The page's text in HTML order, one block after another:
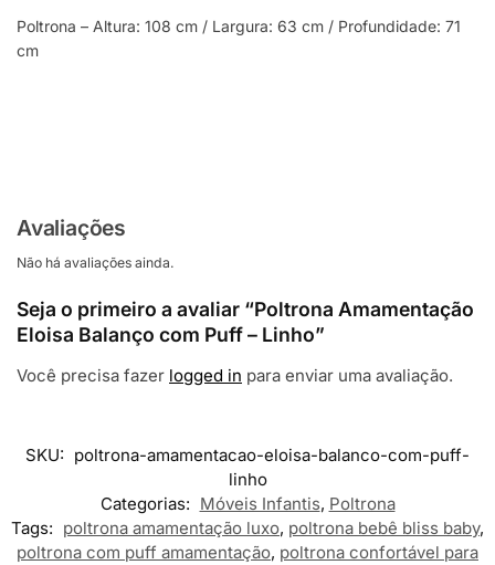
Poltrona – Altura: 108 cm / Largura: 63 cm / Profundidade: 71
cm
Avaliações
Não há avaliações ainda.
Seja o primeiro a avaliar “Poltrona Amamentação
Eloisa Balanço com Puff – Linho”
Você precisa fazer logged in para enviar uma avaliação.
SKU: poltrona-amamentacao-eloisa-balanco-com-puff-
linho
Categorias: Móveis Infantis, Poltrona
Tags: poltrona amamentação luxo, poltrona bebê bliss baby,
poltrona com puff amamentação, poltrona confortável para